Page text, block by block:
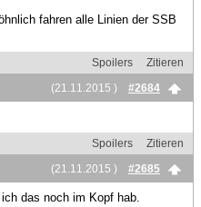
fahren alle Linien der SSB
Spoilers
Zitieren
(21.11.2015 )
#2684
Spoilers
Zitieren
(21.11.2015 )
#2685
das noch im Kopf hab.